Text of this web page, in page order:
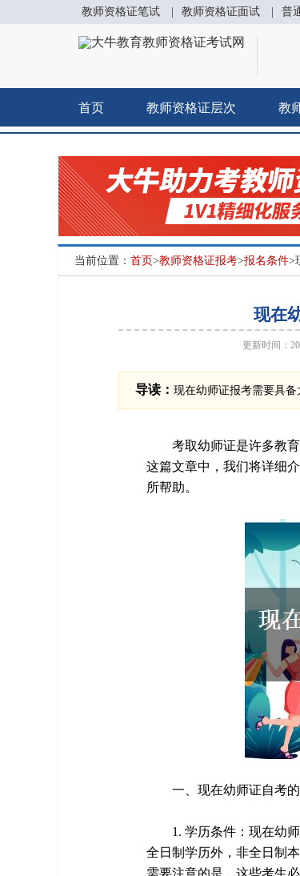
教师资格证笔试 教师资格证面试 普
首页 教师资格证层次 教
当前位置： 首页>教师资格证报考>报名条件>
现在
更新时间：
导读： 现在幼师证报考需要具备
考取幼师证是许多教
这篇文章中，我们将详细
所帮助。
一、现在幼师证自考
1. 学历条件：现在幼
全日制学历外，非全日制
需要注意的是，这些考生